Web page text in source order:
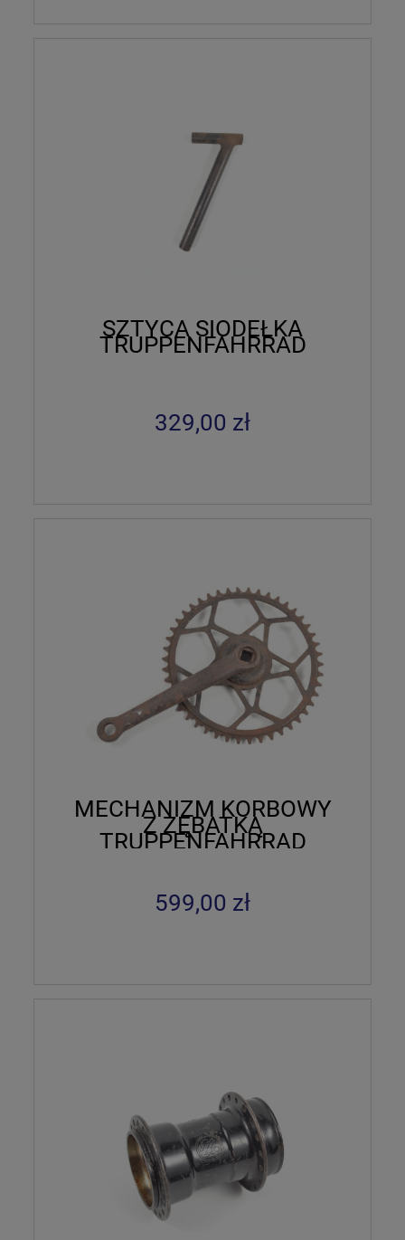
SZTYCA SIODEŁKA
TRUPPENFAHRRAD
329,00 zł
MECHANIZM KORBOWY
Z ZĘBATKĄ
TRUPPENFAHRRAD
599,00 zł